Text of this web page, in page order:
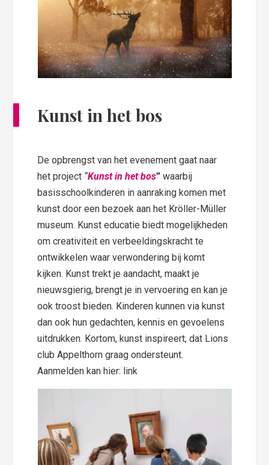
Kunst in het bos
De opbrengst van het evenement gaat naar
het project “Kunst in het bos” waarbij
basisschoolkinderen in aanraking komen met
kunst door een bezoek aan het Kröller-Müller
museum. Kunst educatie biedt mogelijkheden
om creativiteit en verbeeldingskracht te
ontwikkelen waar verwondering bij komt
kijken. Kunst trekt je aandacht, maakt je
nieuwsgierig, brengt je in vervoering en kan je
ook troost bieden. Kinderen kunnen via kunst
dan ook hun gedachten, kennis en gevoelens
uitdrukken. Kortom, kunst inspireert, dat Lions
club Appelthorn graag ondersteunt.
Aanmelden kan hier: link